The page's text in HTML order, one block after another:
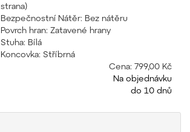
strana)
Bezpečnostní Nátěr: Bez nátěru
Povrch hran: Zatavené hrany
Stuha: Bílá
Koncovka: Stříbrná
Cena: 799,00 Kč
Na objednávku
do 10 dnů